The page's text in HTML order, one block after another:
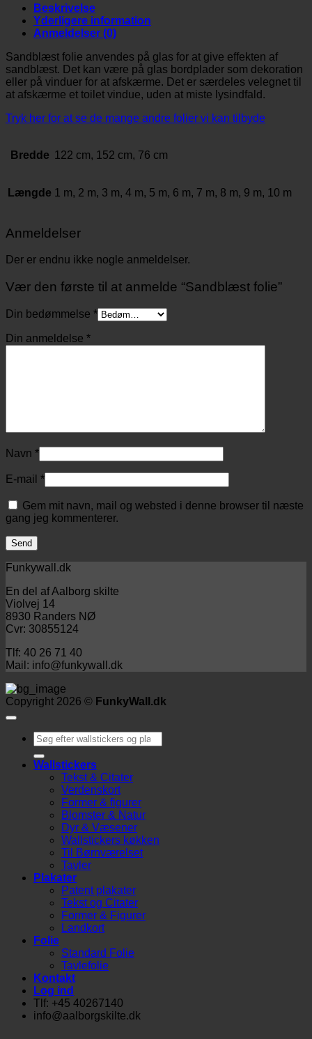
Beskrivelse
Yderligere information
Anmeldelser (0)
Sandblæst folie anvendes på glas for at give effekten af
sandblæst. Det kan være på glas bordplader som dekoration
eller på vinduer for at afskærme. Det er særdeles velegnet til
at afskærme et toilet vindue, uden at miste lysindfald.
Tryk her for at se de mange andre folier vi kan tilbyde
Bredde 122 cm, 152 cm, 76 cm
Længde 1 m, 2 m, 3 m, 4 m, 5 m, 6 m, 7 m, 8 m, 9 m, 10 m
Anmeldelser
Der er endnu ikke nogle anmeldelser.
Vær den første til at anmelde “Sandblæst folie”
Din bedømmelse *
Din anmeldelse *
Navn *
E-mail *
Gem mit navn, mail og websted i denne browser til næste
gang jeg kommenterer.
Funkywall.dk
En del af Aalborg skilte
Violvej 14
8930 Randers NØ
Cvr: 30855124
Tlf: 40 26 71 40
Mail: info@funkywall.dk
Copyright 2026 © FunkyWall.dk
Søg
efter:
Wallstickers
Tekst & Citater
Verdenskort
Former & figurer
Blomster & Natur
Dyr & Væsener
Wallstickers køkken
Til Børnværelset
Tavler
Plakater
Patent plakater
Tekst og Citater
Former & Figurer
Landkort
Folie
Standard Folie
Tavlefolie
Kontakt
Log ind
Tlf: +45 40267140
info@aalborgskilte.dk